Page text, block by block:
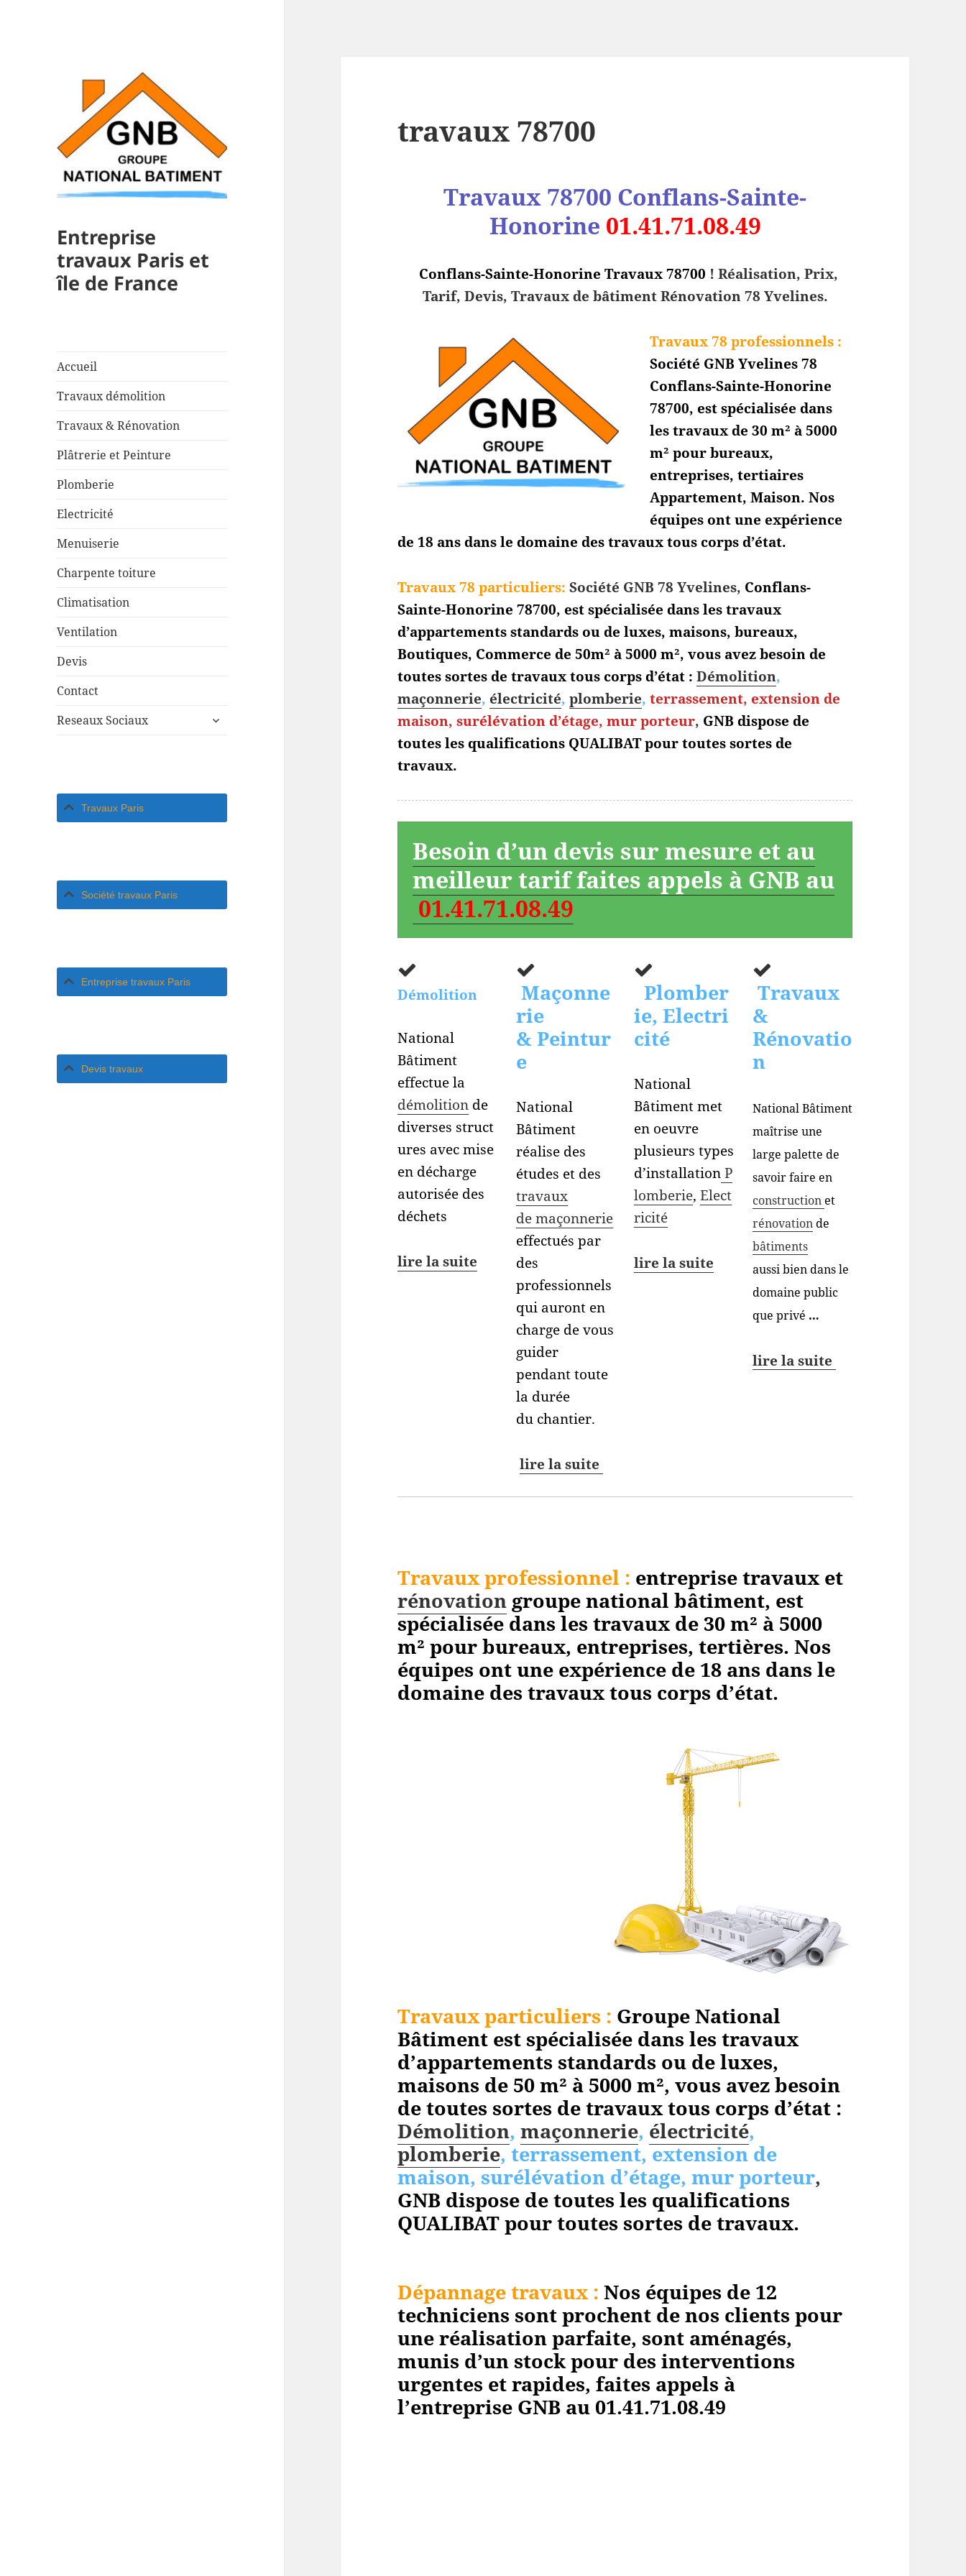
Entreprise
travaux Paris et
île de France
Accueil
Travaux démolition
Travaux & Rénovation
Plâtrerie et Peinture
Plomberie
Electricité
Menuiserie
Charpente toiture
Climatisation
Ventilation
Devis
Contact
Reseaux Sociaux
ouvrir
Travaux Paris
Société travaux Paris
Entreprise travaux Paris
Devis travaux
travaux 78700
Travaux 78700 Conflans-Sainte-
Honorine 01.41.71.08.49
Conflans-Sainte-Honorine Travaux 78700 ! Réalisation, Prix,
Tarif, Devis, Travaux de bâtiment Rénovation 78 Yvelines.
Travaux 78 professionnels :
Société GNB Yvelines 78
Conflans-Sainte-Honorine
78700, est spécialisée dans
les travaux de 30 m² à 5000
m² pour bureaux,
entreprises, tertiaires
Appartement, Maison. Nos
équipes ont une expérience
de 18 ans dans le domaine des travaux tous corps d’état.
Travaux 78 particuliers: Société GNB 78 Yvelines, Conflans-
Sainte-Honorine 78700, est spécialisée dans les travaux
d’appartements standards ou de luxes, maisons, bureaux,
Boutiques, Commerce de 50m² à 5000 m², vous avez besoin de
toutes sortes de travaux tous corps d’état : Démolition,
maçonnerie, électricité,plomberie,terrassement, extension de
maison, surélévation d’étage, mur porteur, GNB dispose de
toutes les qualifications QUALIBAT pour toutes sortes de
travaux.
Besoin d’un devis sur mesure et au
meilleur tarif faites appels à GNB au
01.41.71.08.49
Démolition
National
Bâtiment
effectue la
démolition de
diverses struct
ures avec mise
en décharge
autorisée des
déchets
lire la suite
Maçonne
rie
& Peintur
e
National
Bâtiment
réalise des
études et des
travaux
de maçonnerie
effectués par
des
professionnels
qui auront en
charge de vous
guider
pendant toute
la durée
du chantier.
lire la suite
Plomber
ie, Electri
cité
National
Bâtiment met
en oeuvre
plusieurs types
d’installationP
lomberie,Elect
ricité
lire la suite
Travaux
&
Rénovatio
n
National Bâtiment
maîtrise une
large palette de
savoir faire en
construction et
rénovationde
bâtiments
aussi bien dans le
domaine public
que privé …
lire la suite
Travaux professionnel : entreprise travaux et
rénovation groupe national bâtiment, est
spécialisée dans les travaux de 30 m² à 5000
m² pour bureaux, entreprises, tertières. Nos
équipes ont une expérience de 18 ans dans le
domaine des travaux tous corps d’état.
Travaux particuliers : Groupe National
Bâtiment est spécialisée dans les travaux
d’appartements standards ou de luxes,
maisons de 50 m² à 5000 m², vous avez besoin
de toutes sortes de travaux tous corps d’état :
Démolition,maçonnerie, électricité,
plomberie, terrassement, extension de
maison, surélévation d’étage, mur porteur,
GNB dispose de toutes les qualifications
QUALIBAT pour toutes sortes de travaux.
Dépannage travaux : Nos équipes de 12
techniciens sont prochent de nos clients pour
une réalisation parfaite, sont aménagés,
munis d’un stock pour des interventions
urgentes et rapides, faites appels à
l’entreprise GNB au 01.41.71.08.49